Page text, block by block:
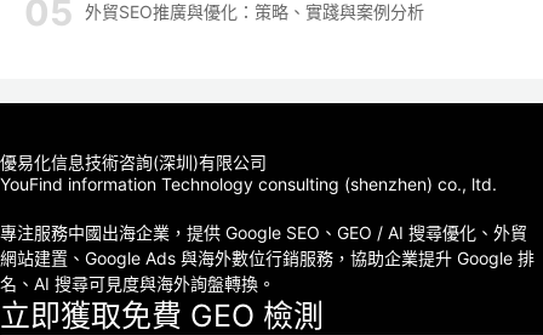
外貿SEO推廣與優化：策略、實踐與案例分析
優易化信息技術咨詢(深圳)有限公司
YouFind information Technology consulting (shenzhen) co., ltd.
專注服務中國出海企業，提供 Google SEO、GEO / AI 搜尋優化、外貿
網站建置、Google Ads 與海外數位行銷服務，協助企業提升 Google 排
名、AI 搜尋可見度與海外詢盤轉換。
立即獲取免費 GEO 檢測